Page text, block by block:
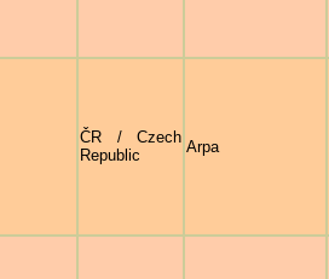
ČR / Czech
Republic
Arpa